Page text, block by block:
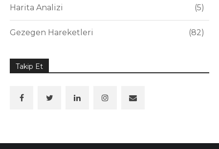
Harita Analizi 5
Gezegen Hareketleri 82
Takip Et